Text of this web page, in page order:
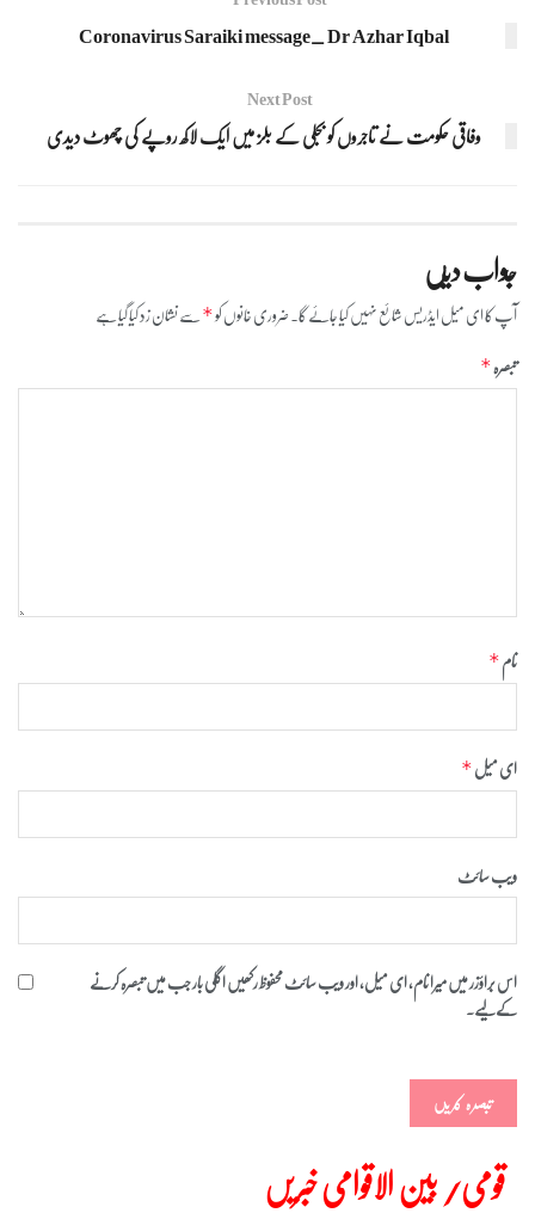
Coronavirus Saraiki message_ Dr Azhar Iqbal
Next Post
وفاقی حکومت نے تاجروں کو بجلی کے بلز میں ایک لاکھ روپے کی چھوٹ دیدی
جواب دیں
آپ کا ای میل ایڈریس شائع نہیں کیا جائے گا۔ضروری خانوں کو*سے نشان زد کیا گیا ہے
تبصرہ*
نام*
ای میل*
ویب‌ سائٹ
اس براؤزر میں میرا نام، ای میل، اور ویب سائٹ محفوظ رکھیں اگلی بار جب میں تبصرہ کرنے
کےلیے۔
قومی/ بین الاقوامی خبریں